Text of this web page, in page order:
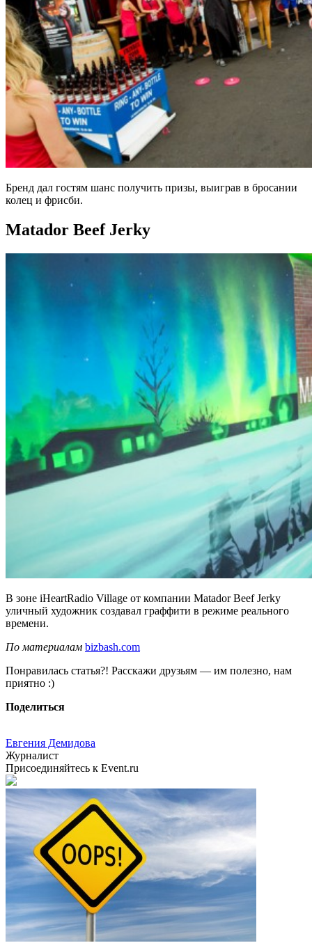
Бренд дал гостям шанс получить призы, выиграв в бросании
колец и фрисби.
Matador Beef Jerky
В зоне iHeartRadio Village от компании Matador Beef Jerky
уличный художник создавал граффити в режиме реального
времени.
По материалам bizbash.com
Понравилась статья?! Расскажи друзьям — им полезно, нам
приятно :)
Поделиться
Евгения Демидова
Журналист
Присоединяйтесь к Event.ru